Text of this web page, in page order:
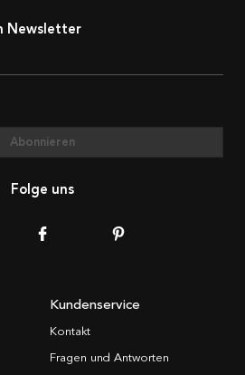
Newsletter
Abonnieren
Folge uns
Kundenservice
Kontakt
Fragen und Antworten